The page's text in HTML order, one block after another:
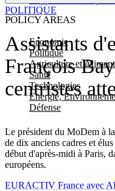
POLICY AREAS
Economie
Politique
Agriculture et
Santé
Technologies
Energie,
Défense
Assistants
François
centristes
Le président du MoDem à
de dix anciens cadres et
début d'après-midi à Paris,
européens.
POLITIQUE
EURACTIV France avec